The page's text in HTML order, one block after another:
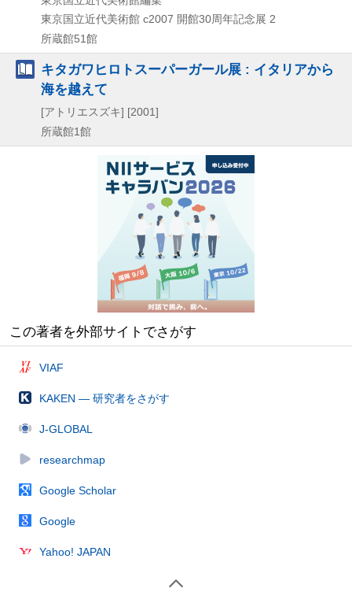
東京国立近代美術館 c2007 開館30周年記念展 2
所蔵館51館
キタガワヒロトスーパーガール展 : イタリアから
海を越えて
[アトリエスズキ] [2001]
所蔵館1館
この著者を外部サイトでさがす
VIAF
KAKEN — 研究者をさがす
J-GLOBAL
researchmap
Google Scholar
Google
Yahoo! JAPAN